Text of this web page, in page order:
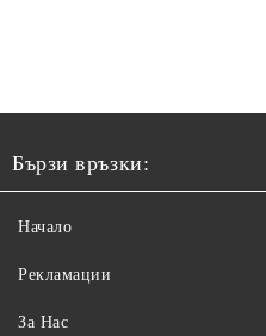
Бързи връзки:
Начало
Рекламации
За Нас